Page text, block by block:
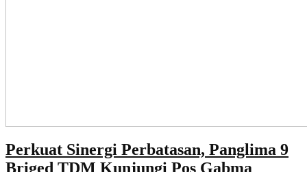
Perkuat Sinergi Perbatasan, Panglima 9
Briged TDM Kunjungi Pos Gabma